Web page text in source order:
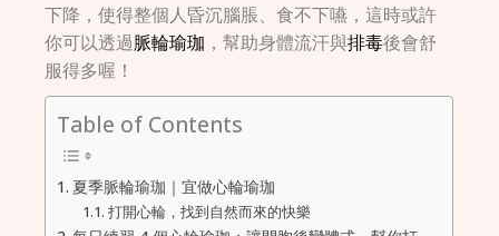
下降，使得整個人昏沉腦脹、食不下嚥，這時或許
你可以透過脈輪瑜珈 ，幫助身體流汗與排毒後會舒
服得多喔！
Table of Contents
夏季脈輪瑜珈｜宜做心輪瑜珈
打開心輪，找到自然而來的快樂